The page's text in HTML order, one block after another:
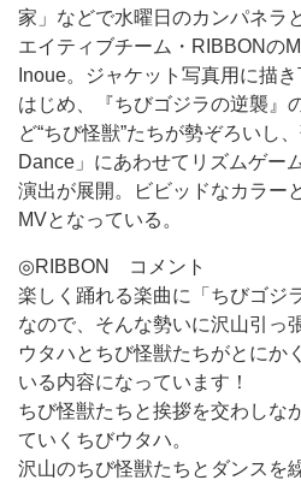
家」などで水曜日のカンパネラ
エイティブチーム・RIBBONの
Inoue。ジャケット写真用に描
はじめ、『ちびゴジラの逆襲』
ど“ちび怪獣”たちが勢ぞろいし
Dance」にあわせてリズムゲー
演出が展開。ビビッドなカラー
MVとなっている。
◎RIBBON コメント
楽しく踊れる楽曲に「ちびゴジ
なので、そんな勢いに沢山引っ
ウタハとちび怪獣たちがとにか
いる内容になっています！
ちび怪獣たちと挨拶を交わしな
ていくちびウタハ。
沢山のちび怪獣たちとダンスを